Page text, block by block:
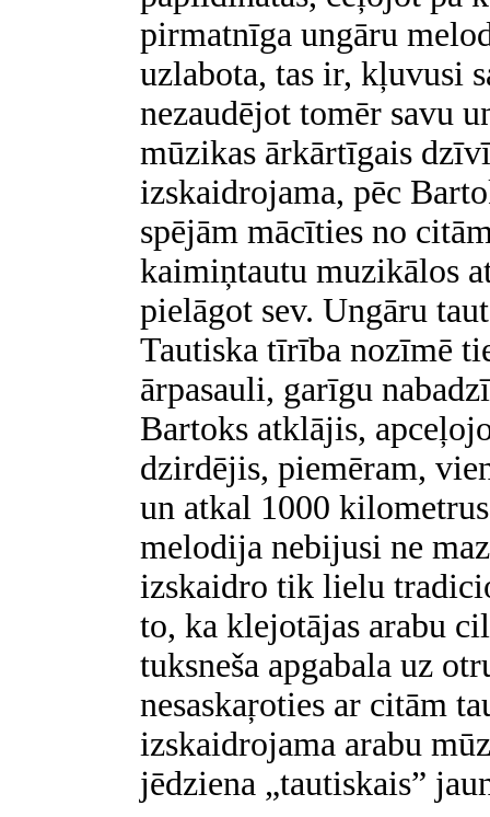
pirmatnīga ungāru
uzlabota, tas ir, kļuvusi
nezaudējot tomēr savu
mūzikas ārkārtīgais
izskaidrojama, pēc
spējām mācīties no
kaimiņtautu muzikālos
pielāgot sev. Ungāru
Tautiska tīrība nozīmē
ārpasauli, garīgu
Bartoks atklājis,
dzirdējis, piemēram,
un atkal 1000
melodija nebijusi ne
izskaidro tik lielu
to, ka klejotājas arabu
tuksneša apgabala uz
nesaskaŗoties ar citām
izskaidrojama arabu
jēdziena „tautiskais”